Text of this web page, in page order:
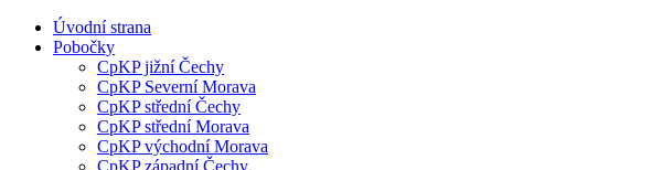
Úvodní strana
Pobočky
CpKP jižní Čechy
CpKP Severní Morava
CpKP střední Čechy
CpKP střední Morava
CpKP východní Morava
CpKP západní Čechy